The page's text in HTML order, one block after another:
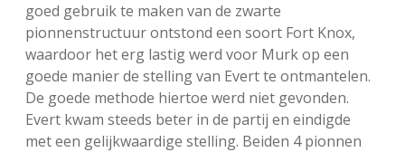
goed gebruik te maken van de zwarte
pionnenstructuur ontstond een soort Fort Knox,
waardoor het erg lastig werd voor Murk op een
goede manier de stelling van Evert te ontmantelen.
De goede methode hiertoe werd niet gevonden.
Evert kwam steeds beter in de partij en eindigde
met een gelijkwaardige stelling. Beiden 4 pionnen